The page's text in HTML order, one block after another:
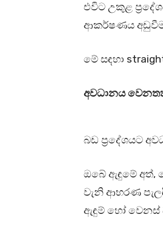
එවිට උකුළ
ආකර්ෂණය
මේ සඳහා
අවධානය
බඩ ප්‍රදේශයට
ඔබේ ඇඳුමේ අත්,
වැනි ආභරණ
ඇඳුම් හෝ වෙනස්